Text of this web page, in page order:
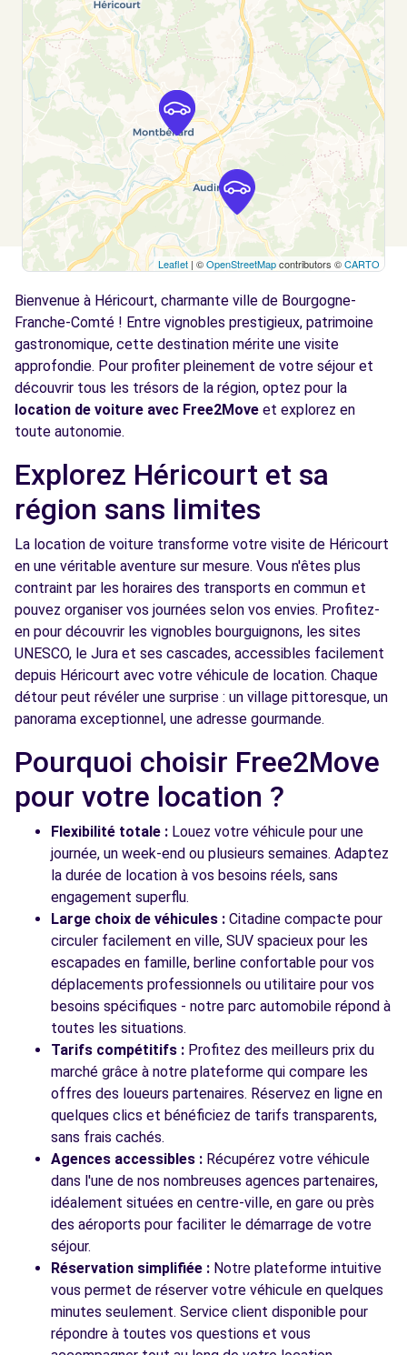
BELFORT, 90000
Voir l'agence
Free2move Rent - DS STORE BELFORT -
BELFORT (DS)
km
PARC D'ACTIVITES DES HAUTS DE BELFORT
BELFORT, FR-90, 90000
Voir l'agence
Free2Move Rent - GARAGE BOISSENIN -
14.0
2 RUE DES BESSOTS
SELONCOURT, 25230
Leaflet | ©OpenStreetMapcontributors ©CARTO
Bienvenue à Héricourt, charmante ville de Bourgogne-
Franche-Comté ! Entre vignobles prestigieux, patrimoine
gastronomique, cette destination mérite une visite
approfondie. Pour profiter pleinement de votre séjour et
découvrir tous les trésors de la région, optez pour la
location de voiture avec Free2Move et explorez en
toute autonomie.
Explorez Héricourt et sa
région sans limites
La location de voiture transforme votre visite de Héricourt
en une véritable aventure sur mesure. Vous n'êtes plus
contraint par les horaires des transports en commun et
pouvez organiser vos journées selon vos envies. Profitez-
en pour découvrir les vignobles bourguignons, les sites
UNESCO, le Jura et ses cascades, accessibles facilement
depuis Héricourt avec votre véhicule de location. Chaque
détour peut révéler une surprise : un village pittoresque, un
panorama exceptionnel, une adresse gourmande.
Pourquoi choisir Free2Move
pour votre location ?
Flexibilité totale : Louez votre véhicule pour une
journée, un week-end ou plusieurs semaines. Adaptez
la durée de location à vos besoins réels, sans
engagement superflu.
Large choix de véhicules : Citadine compacte pour
circuler facilement en ville, SUV spacieux pour les
escapades en famille, berline confortable pour vos
déplacements professionnels ou utilitaire pour vos
besoins spécifiques - notre parc automobile répond à
toutes les situations.
Tarifs compétitifs : Profitez des meilleurs prix du
marché grâce à notre plateforme qui compare les
offres des loueurs partenaires. Réservez en ligne en
quelques clics et bénéficiez de tarifs transparents,
sans frais cachés.
Agences accessibles : Récupérez votre véhicule
dans l'une de nos nombreuses agences partenaires,
idéalement situées en centre-ville, en gare ou près
des aéroports pour faciliter le démarrage de votre
séjour.
Réservation simplifiée : Notre plateforme intuitive
vous permet de réserver votre véhicule en quelques
minutes seulement. Service client disponible pour
répondre à toutes vos questions et vous